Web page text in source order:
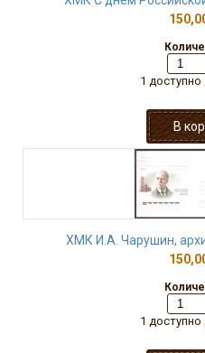
1 доступно
ХМК И.А. Чарушин,
1 доступно